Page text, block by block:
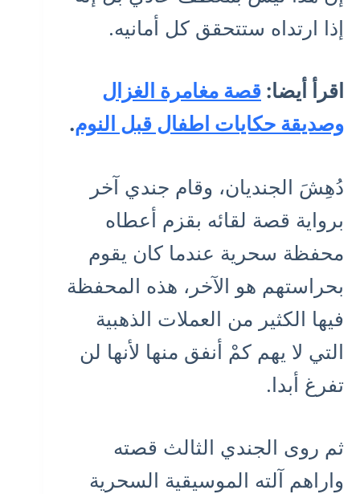
إذا ارتداه ستتحقق كل أمانيه.
اقرأ أيضا: قصة مغامرة الغزال
وصديقة حكايات اطفال قبل النوم.
دُهِشَ الجنديان، وقام جندي آخر
برواية قصة لقائه بقزم أعطاه
محفظة سحرية عندما كان يقوم
بحراستهم هو الآخر، هذه المحفظة
فيها الكثير من العملات الذهبية
التي لا يهم كمْ أنفق منها لأنها لن
تفرغ أبدا.
ثم روى الجندي الثالث قصته
واراهم آلته الموسيقية السحرية